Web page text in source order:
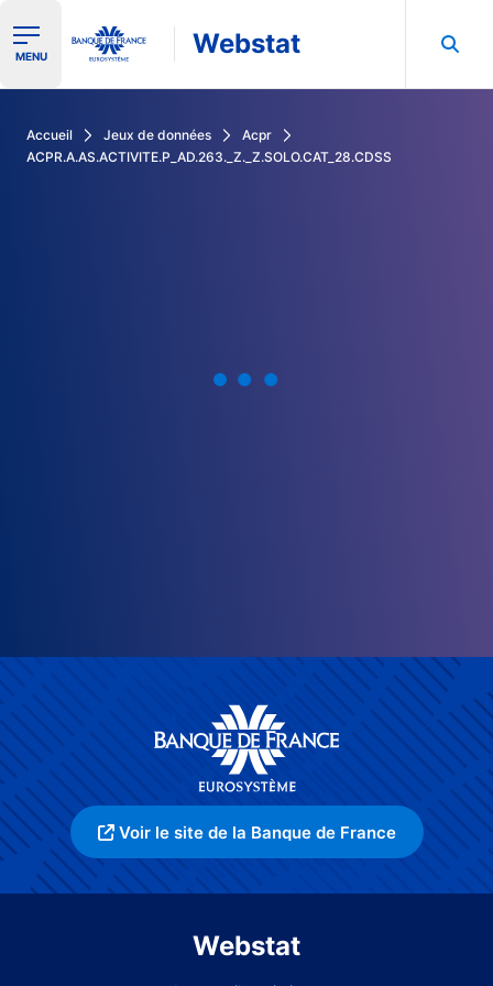
Ouvrir le menu de navigation
MENU Webstat
Accueil Jeux de données
Acpr
ACPR.A.AS.ACTIVITE.P_AD.263._Z._Z.SOLO.CAT_28.CDSS
Voir le site de la Banque de France
Webstat